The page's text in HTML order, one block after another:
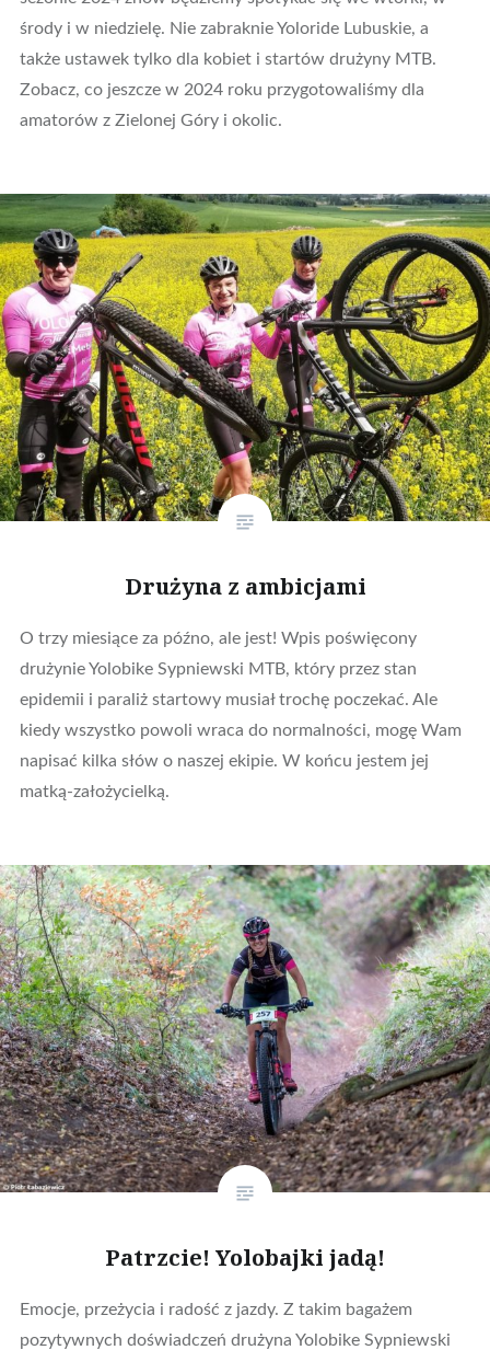
środy i w niedzielę. Nie zabraknie Yoloride Lubuskie, a
także ustawek tylko dla kobiet i startów drużyny MTB.
Zobacz, co jeszcze w 2024 roku przygotowaliśmy dla
amatorów z Zielonej Góry i okolic.
Drużyna z ambicjami
O trzy miesiące za późno, ale jest! Wpis poświęcony
drużynie Yolobike Sypniewski MTB, który przez stan
epidemii i paraliż startowy musiał trochę poczekać. Ale
kiedy wszystko powoli wraca do normalności, mogę Wam
napisać kilka słów o naszej ekipie. W końcu jestem jej
matką-założycielką.
Patrzcie! Yolobajki jadą!
Emocje, przeżycia i radość z jazdy. Z takim bagażem
pozytywnych doświadczeń drużyna Yolobike Sypniewski